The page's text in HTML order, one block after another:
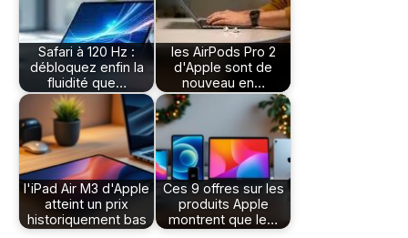
Safari à 120 Hz :
débloquez enfin la
fluidité que…
les AirPods Pro 2
d'Apple sont de
nouveau en…
l'iPad Air M3 d'Apple
atteint un prix
historiquement bas
Ces 9 offres sur les
produits Apple
montrent que le…